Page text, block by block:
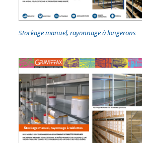
Stockage manuel, rayonnage à longerons